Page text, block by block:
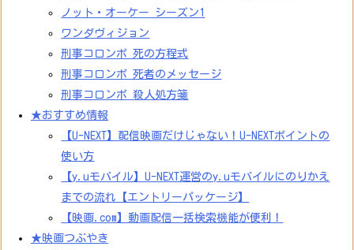
ノット・オーケー シーズン1
ワンダヴィジョン
刑事コロンボ 死の方程式
刑事コロンボ 死者のメッセージ
刑事コロンボ 殺人処方箋
★おすすめ情報
【U-NEXT】配信映画だけじゃない！U-NEXTポイントの
使い方
【y.uモバイル】U-NEXT運営のy.uモバイルにのりかえ
までの流れ【エントリーパッケージ】
【映画.com】動画配信一括検索機能が便利！
★映画つぶやき